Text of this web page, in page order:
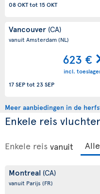
08 OKTtot 15 OKT
Vancouver (CA)
vanuit Amsterdam(NL)
623 €
incl.
17 SEPtot 23 SEP
Meer aanbiedingen in de
Enkele reis
Enkele reis vanuit
Montreal (CA)
vanuit Parijs (FR)